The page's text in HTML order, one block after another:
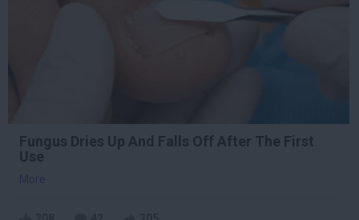
Fungus Dries Up And Falls Off After The First
Use
More